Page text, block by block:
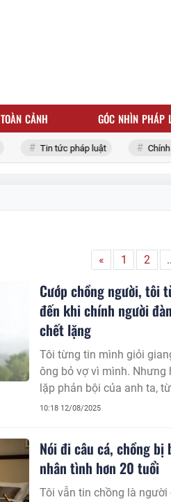
TOÀN CẢNH GÓC NHÌN PHÁP
Tin tức pháp luật Chính
« 1 2
Cướp chồng người, tôi
đến khi chính người
chết lặng
Tôi từng tin mình giỏi
ông bỏ vợ vì mình. Nhưng
lặp phản bội của anh ta,
bỏ người mới để chạy
10:18 12/08/2025
Nói đi câu cá, chồng
nhân tình hơn 20 tuổi
Tôi vẫn tin chồng là